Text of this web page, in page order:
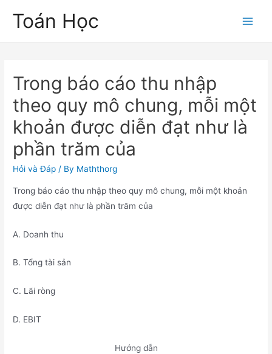
Toán Học
Trong báo cáo thu nhập
theo quy mô chung, mỗi một
khoản được diễn đạt như là
phần trăm của
Hỏi và Đáp / By Maththorg
Trong báo cáo thu nhập theo quy mô chung, mỗi một khoản
được diễn đạt như là phần trăm của
A. Doanh thu
B. Tổng tài sản
C. Lãi ròng
D. EBIT
Hướng dẫn